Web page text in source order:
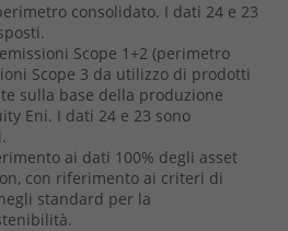
consolidato. I dati 24 e 23
Scope 1+2 (perimetro
Scope 3 da utilizzo di prodotti
sulla base della produzione
Eni. I dati 24 e 23 sono
ai dati 100% degli asset
con riferimento ai criteri di
standard per la